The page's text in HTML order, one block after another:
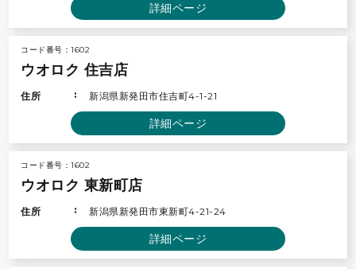
詳細ページ
コード番号：1602
ウオロク 住吉店
住所 新潟県新発田市住吉町4-1-21
詳細ページ
コード番号：1602
ウオロク 東新町店
住所 新潟県新発田市東新町4-21-24
詳細ページ